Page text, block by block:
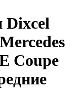
Dixcel
Coupe